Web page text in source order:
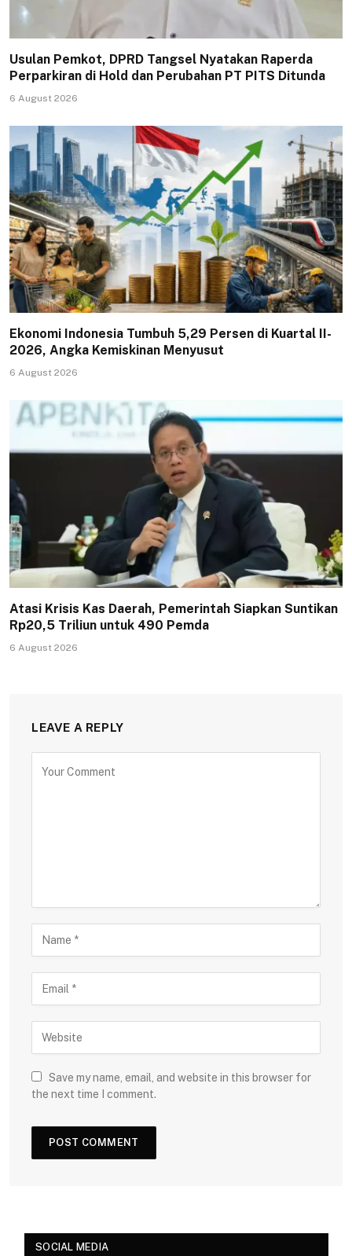
Usulan Pemkot, DPRD Tangsel Nyatakan Raperda
Perparkiran di Hold dan Perubahan PT PITS Ditunda
6 August 2026
Ekonomi Indonesia Tumbuh 5,29 Persen di Kuartal II-
2026, Angka Kemiskinan Menyusut
6 August 2026
Atasi Krisis Kas Daerah, Pemerintah Siapkan Suntikan
Rp20,5 Triliun untuk 490 Pemda
6 August 2026
LEAVE A REPLY
Save my name, email, and website in this browser for
the next time I comment.
SOCIAL MEDIA